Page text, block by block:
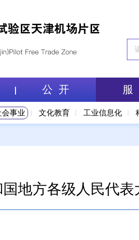
公 开 服
会事业 文化教育 工业信息化
地方各级人民代